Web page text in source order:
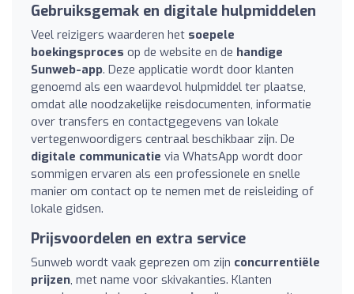
Gebruiksgemak en digitale hulpmiddelen
Veel reizigers waarderen het soepele
boekingsproces op de website en de handige
Sunweb-app. Deze applicatie wordt door klanten
genoemd als een waardevol hulpmiddel ter plaatse,
omdat alle noodzakelijke reisdocumenten, informatie
over transfers en contactgegevens van lokale
vertegenwoordigers centraal beschikbaar zijn. De
digitale communicatie via WhatsApp wordt door
sommigen ervaren als een professionele en snelle
manier om contact op te nemen met de reisleiding of
lokale gidsen.
Prijsvoordelen en extra service
Sunweb wordt vaak geprezen om zijn concurrentiële
prijzen, met name voor skivakanties. Klanten